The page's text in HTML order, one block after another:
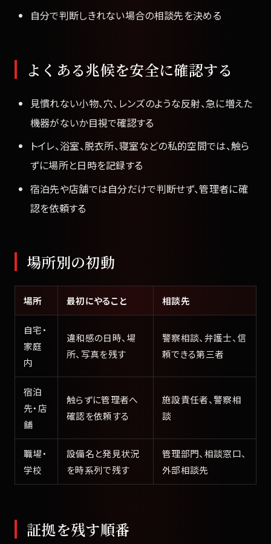
自分で判断しきれない場合の相談先を決める
よくある兆候を安全に確認する
見慣れない小物、穴、レンズのような反射、急に増えた
機器がないか目視で確認する
トイレ、浴室、脱衣所、寝室などの私的空間では、触ら
ずに場所と日時を記録する
宿泊先や店舗では自分だけで判断せず、管理者に確
認を依頼する
場所別の初動
場所 最初にやること 相談先
自宅・
家庭
内
違和感の日時、場
所、写真を残す
警察相談、弁護士、信
頼できる第三者
宿泊
先・店
舗
触らずに管理者へ
確認を依頼する
施設責任者、警察相
談
職場・
学校
設備名と発見状況
を時系列で残す
管理部門、相談窓口、
外部相談先
証拠を残す順番